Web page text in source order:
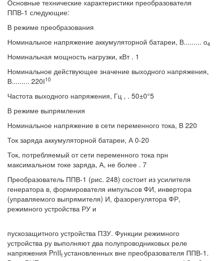
Основные технические характеристики преобразователя
ППВ-1 следующие:
В режиме преобразования
Номинальное напряжение аккумуляторной батареи, В......... о4
Номинальная мощность нагрузки, кВт . 1
Номинальное действующее значение выходного напряжения,
В......... 220І10
Частота выходного напряжения, Гц , . 50±0°5
В режиме выпрямления
Номинальное напряжение в сети переменного тока, В 220
Ток заряда аккумуляторной батареи, А 0-20
Ток, потребляемый от сети переменного тока прн
максимальном токе заряда, А, не более . 7
Преобразователь ППВ-1 (рис. 248) состоит из усилителя
генератора в, формирователя импульсов ФИ, инвертора
(управляемого выпрямителя) И, фазорегулятора ФР,
режимного устройства РУ и
пускозащитного устройства ПЗУ. Функции режимного
устройства ру выполняют два полупроводниковых реле
напряжения PnIIt установленных вне преобразователя ППВ-1.